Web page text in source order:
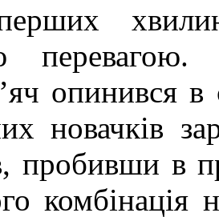
перевагою.
опинився в
новачків
пробивши в
комбінація